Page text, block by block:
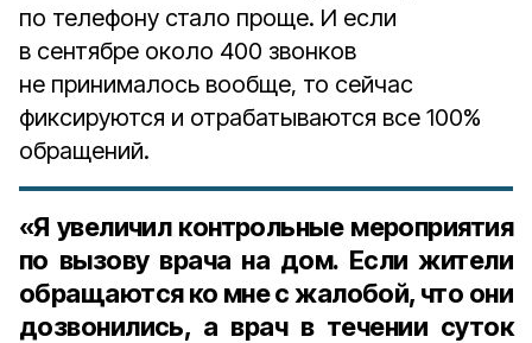
по телефону стало проще. И если
в сентябре около 400 звонков
не принималось вообще, то сейчас
фиксируются и отрабатываются все 100%
обращений.
«Я увеличил контрольные мероприятия
по вызову врача на дом. Если жители
обращаются ко мне с жалобой, что они
дозвонились, а врач в течении суток